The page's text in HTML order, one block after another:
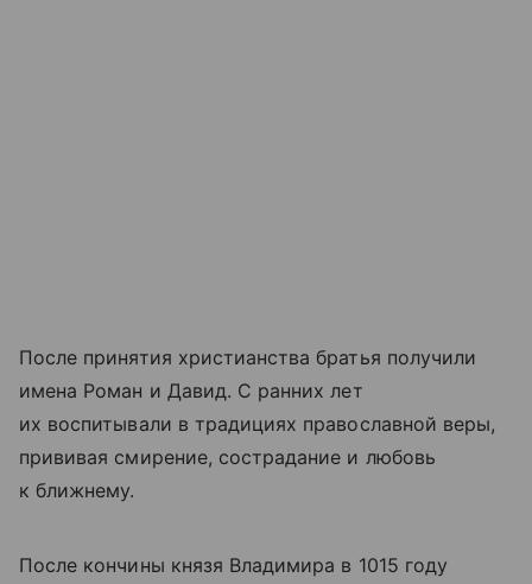
После принятия христианства братья получили
имена Роман и Давид. С ранних лет
их воспитывали в традициях православной веры,
прививая смирение, сострадание и любовь
к ближнему.
После кончины князя Владимира в 1015 году